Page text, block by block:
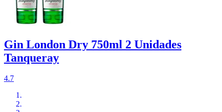
Gin London Dry 750ml 2 Unidades
Tanqueray
4.7